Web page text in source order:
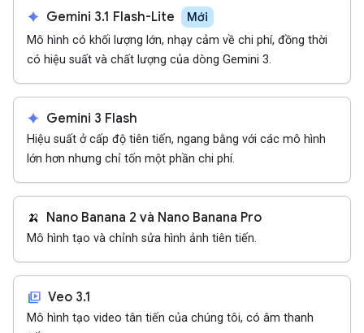
spark Gemini 3.1 Flash-Lite Mới
Mô hình có khối lượng lớn, nhạy cảm về chi phí, đồng thời
có hiệu suất và chất lượng của dòng Gemini 3.
spark Gemini 3 Flash
Hiệu suất ở cấp độ tiên tiến, ngang bằng với các mô hình
lớn hơn nhưng chỉ tốn một phần chi phí.
🍌 Nano Banana 2 và Nano Banana Pro
Mô hình tạo và chỉnh sửa hình ảnh tiên tiến.
video_library Veo 3.1
Mô hình tạo video tân tiến của chúng tôi, có âm thanh